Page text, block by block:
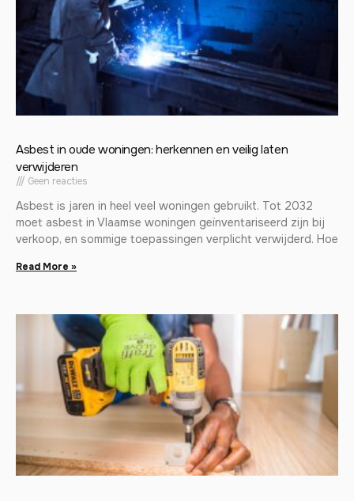
Asbest in oude woningen: herkennen en veilig laten
verwijderen
Geen reacties
Asbest is jaren in heel veel woningen gebruikt. Tot 2032
moet asbest in Vlaamse woningen geïnventariseerd zijn bij
verkoop, en sommige toepassingen verplicht verwijderd. Hoe
Read More »